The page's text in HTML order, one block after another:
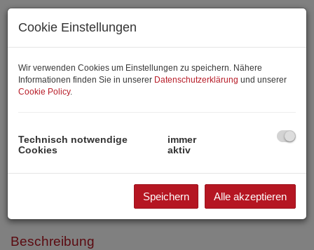
Beschreibung
Cookie Einstellungen
Wir verwenden Cookies um Einstellungen zu speichern. Nähere
Informationen finden Sie in unserer Datenschutzerklärung und unserer
Cookie Policy.
Technisch notwendige
Cookies
immer
aktiv
Speichern Alle akzeptieren